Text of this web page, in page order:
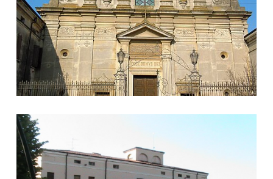
Il Municipio